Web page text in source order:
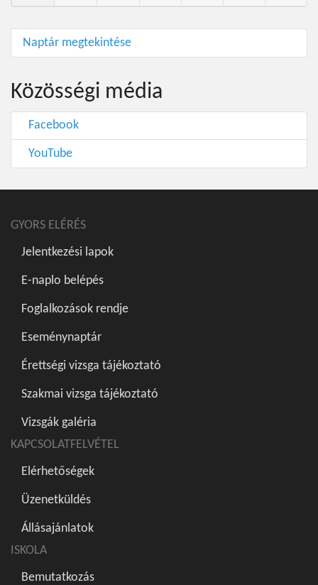
Naptár megtekintése
Közösségi média
Facebook
YouTube
GYORS ELÉRÉS
Jelentkezési lapok
E-naplo belépés
Foglalkozások rendje
Eseménynaptár
Érettségi vizsga tájékoztató
Szakmai vizsga tájékoztató
Vizsgák galéria
KAPCSOLATFELVÉTEL
Elérhetőségek
Üzenetküldés
Állásajánlatok
ISKOLA
Bemutatkozás